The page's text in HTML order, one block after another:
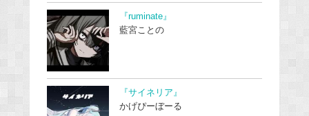
『ruminate』
藍宮ことの
『サイネリア』
かげぴーぼーる